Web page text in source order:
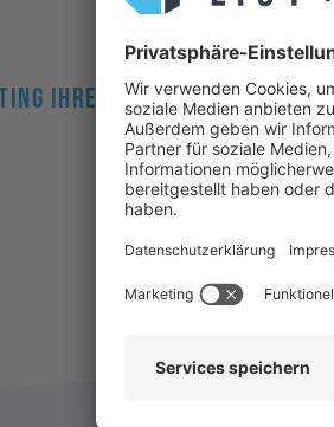
Ihre Online-Sicherheit
Was